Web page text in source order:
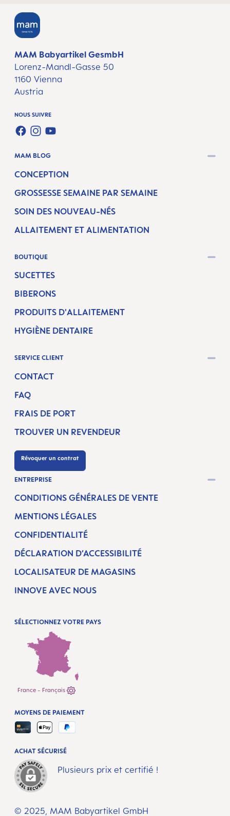
MAM Babyartikel GesmbH
Lorenz-Mandl-Gasse 50
1160 Vienna
Austria
NOUS SUIVRE
FACEBOOK
INSTAGRAM
YOUTUBE
MAM BLOG
CONCEPTION
GROSSESSE SEMAINE PAR SEMAINE
SOIN DES NOUVEAU-NÉS
ALLAITEMENT ET ALIMENTATION
BOUTIQUE
SUCETTES
BIBERONS
PRODUITS D'ALLAITEMENT
HYGIÈNE DENTAIRE
SERVICE CLIENT
CONTACT
FAQ
FRAIS DE PORT
TROUVER UN REVENDEUR
Révoquer un contrat
ENTREPRISE
CONDITIONS GÉNÉRALES DE VENTE
MENTIONS LÉGALES
CONFIDENTIALITÉ
DÉCLARATION D’ACCESSIBILITÉ
LOCALISATEUR DE MAGASINS
INNOVE AVEC NOUS
SÉLECTIONNEZ VOTRE PAYS
France - Français
© 2025, MAM Babyartikel GmbH
ACHAT SÉCURISÉ
Plusieurs prix et certifié !
MOYENS DE PAIEMENT